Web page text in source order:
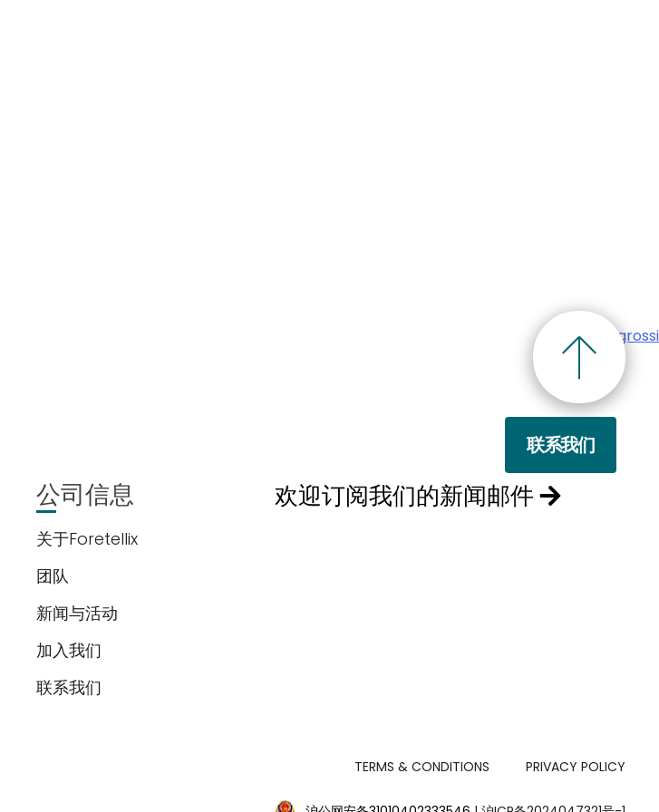
Luca Delgrossi
联系我们
公司信息
关于Foretellix
团队
新闻与活动
加入我们
联系我们
欢迎订阅我们的新闻邮件
TERMS & CONDITIONS PRIVACY POLICY
来分享公司产品内容与服务。您可以随时选择退订。若要理